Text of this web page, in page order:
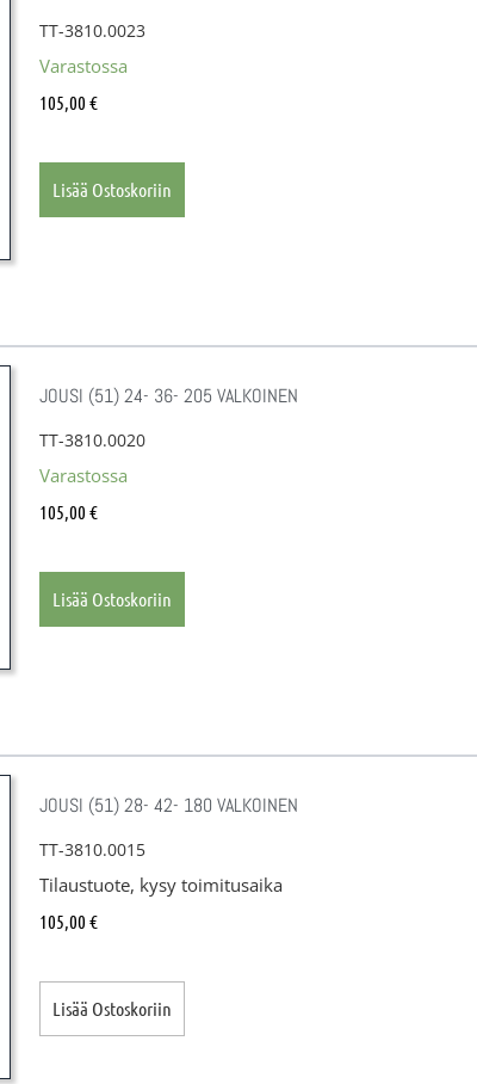
TT-3810.0023
Varastossa
105,00 €
Lisää Ostoskoriin
JOUSI (51) 24- 36- 205 VALKOINEN
TT-3810.0020
Varastossa
105,00 €
Lisää Ostoskoriin
JOUSI (51) 28- 42- 180 VALKOINEN
TT-3810.0015
Tilaustuote, kysy toimitusaika
105,00 €
Lisää Ostoskoriin